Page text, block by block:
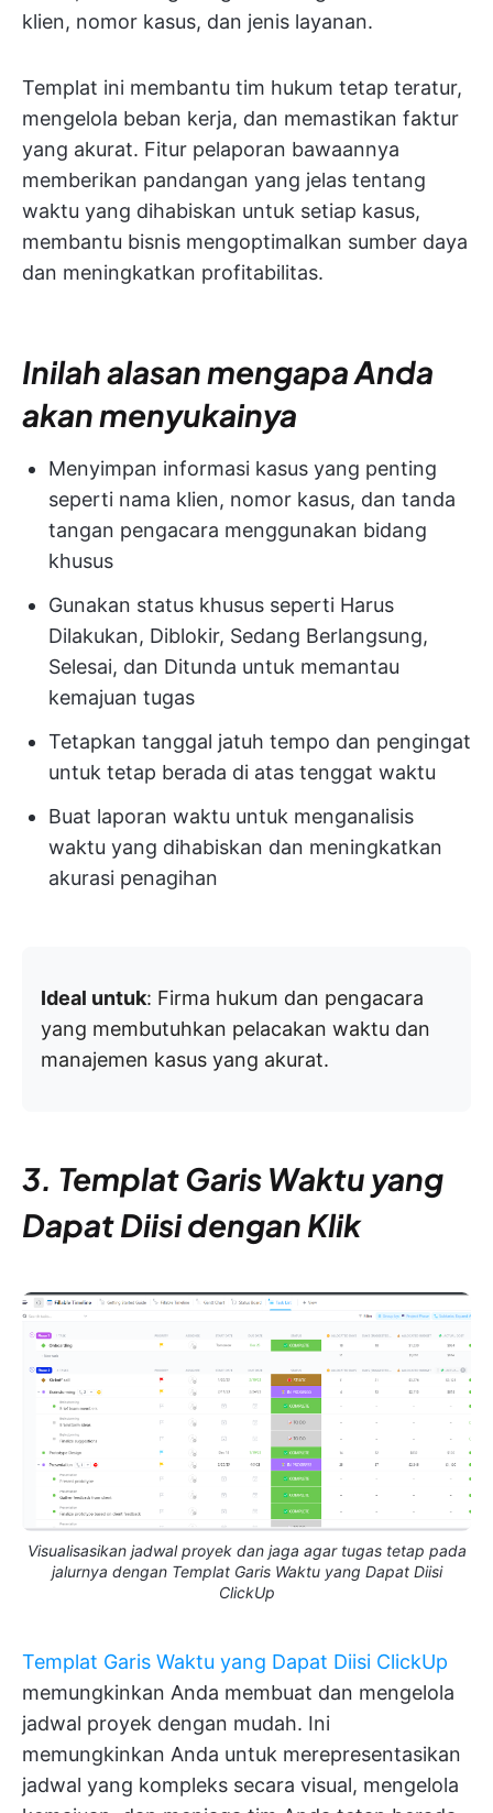
klien, nomor kasus, dan jenis layanan.
Templat ini membantu tim hukum tetap teratur,
mengelola beban kerja, dan memastikan faktur
yang akurat. Fitur pelaporan bawaannya
memberikan pandangan yang jelas tentang
waktu yang dihabiskan untuk setiap kasus,
membantu bisnis mengoptimalkan sumber daya
dan meningkatkan profitabilitas.
Inilah alasan mengapa Anda
akan menyukainya
Menyimpan informasi kasus yang penting
seperti nama klien, nomor kasus, dan tanda
tangan pengacara menggunakan bidang
khusus
Gunakan status khusus seperti Harus
Dilakukan, Diblokir, Sedang Berlangsung,
Selesai, dan Ditunda untuk memantau
kemajuan tugas
Tetapkan tanggal jatuh tempo dan pengingat
untuk tetap berada di atas tenggat waktu
Buat laporan waktu untuk menganalisis
waktu yang dihabiskan dan meningkatkan
akurasi penagihan
Ideal untuk: Firma hukum dan pengacara
yang membutuhkan pelacakan waktu dan
manajemen kasus yang akurat.
3. Templat Garis Waktu yang
Dapat Diisi dengan Klik
Visualisasikan jadwal proyek dan jaga agar tugas tetap pada
jalurnya dengan Templat Garis Waktu yang Dapat Diisi
ClickUp
Templat Garis Waktu yang Dapat Diisi ClickUp
memungkinkan Anda membuat dan mengelola
jadwal proyek dengan mudah. Ini
memungkinkan Anda untuk merepresentasikan
jadwal yang kompleks secara visual, mengelola